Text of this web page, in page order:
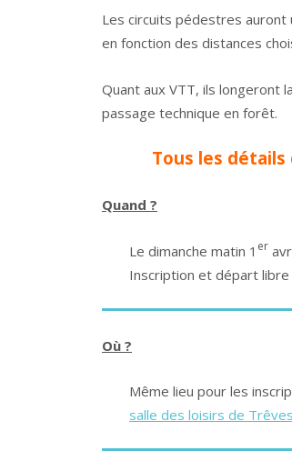
Les circuits pédestres auront
en fonction des distances
Quant aux VTT, ils longeront
passage technique en forêt.
Tous les détails
Quand ?
Le dimanche matin 1 er
Inscription et départ libre
Où ?
Même lieu pour les
salle des loisirs de Trêves